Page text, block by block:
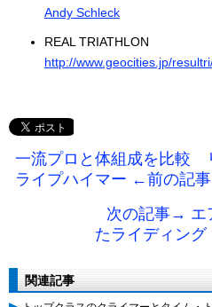
Andy Schleck
REAL TRIATHLON
http://www.geocities.jp/
一流プロと体組成を比較
ライプハイマー ←前の記事
次の記事→ エ
たライディング
関連記事